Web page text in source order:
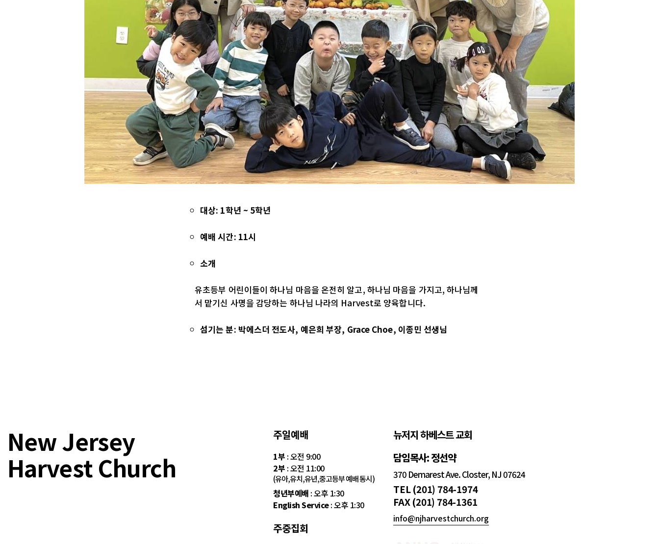
대상: 1학년 ~ 5학년
예배 시간: 11시
소개
유초등부 어린이들이 하나님 마음을 온전히 알고, 하나님 마음을 가지고, 하나님께
서 맡기신 사명을 감당하는 하나님 나라의 Harvest로 양육합니다.
섬기는 분: 박에스더 전도사, 예은희 부장, Grace Choe, 이종민 선생님
New Jersey
Harvest Church
주일예배
1부 : 오전 9:00
2부 : 오전 11:00
(유아,유치,유년,중고등부 예배 동시)
청년부예배 : 오후 1:30
English Service: 오후 1:30
주중집회
뉴저지 하베스트 교회
담임목사: 정선약
370 Demarest Ave. Closter, NJ 07624
TEL (201) 784-1974
FAX (201) 784-1361
info@njharvestchurch.org